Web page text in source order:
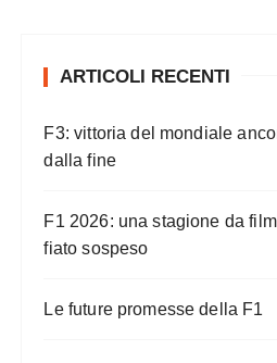
ARTICOLI RECENTI
F3: vittoria del mondiale
dalla fine
F1 2026: una stagione da
fiato sospeso
Le future promesse della F1